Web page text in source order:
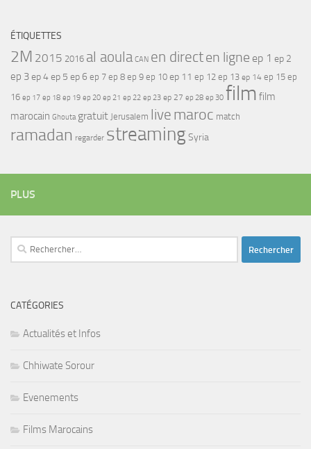
ÉTIQUETTES
2M 2015 2016 al aoula CAN en directen ligne ep 1 ep 2
ep 3ep 4ep 5 ep 6 ep 7 ep 8 ep 9 ep 10 ep 11 ep 12 ep 13 ep 14 ep 15 ep
16 ep 17 ep 18 ep 19 ep 20 ep 21 ep 22 ep 23 ep 27 ep 28 ep 30 film film
marocain Ghouta gratuit Jerusalem live maroc match
ramadan regarder streamingSyria
PLUS
Rechercher :
CATÉGORIES
Actualités et Infos
Chhiwate Sorour
Evenements
Films Marocains